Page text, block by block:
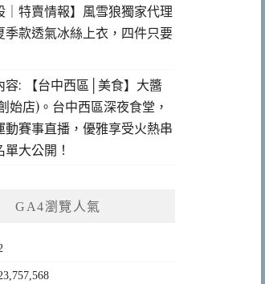
｜特賣情報】風雪狼獨家代理
季款透氣冰絲上衣，四件只要
容: 【台中西區│美食】大醬
始店)。台中西區深夜食堂，
動賽事直播，優雅享受火熱串
大公開！
GA4瀏覽人氣